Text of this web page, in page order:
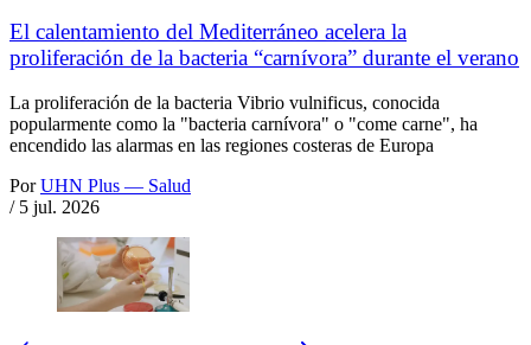
El calentamiento del Mediterráneo acelera la
proliferación de la bacteria “carnívora” durante el verano
La proliferación de la bacteria Vibrio vulnificus, conocida
popularmente como la "bacteria carnívora" o "come carne", ha
encendido las alarmas en las regiones costeras de Europa
Por UHN Plus — Salud
/ 5 jul. 2026